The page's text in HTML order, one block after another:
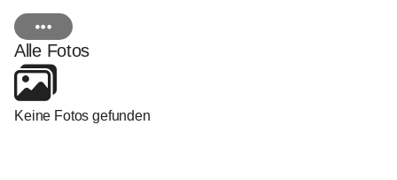
Alle Fotos
Keine Fotos gefunden